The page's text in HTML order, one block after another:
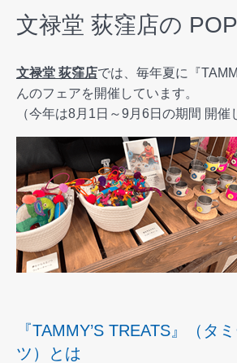
文禄堂 荻窪店の
文禄堂 荻窪店では、毎年夏に『
んのフェアを開催しています。
（今年は8月1日～9月6日の期間 開催
『TAMMY’S TREATS』（タ
ツ）とは